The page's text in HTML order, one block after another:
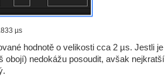
µs
hodnotě o velikosti cca 2 µs. Jestli je
obojí) nedokážu posoudit, avšak nejkratší